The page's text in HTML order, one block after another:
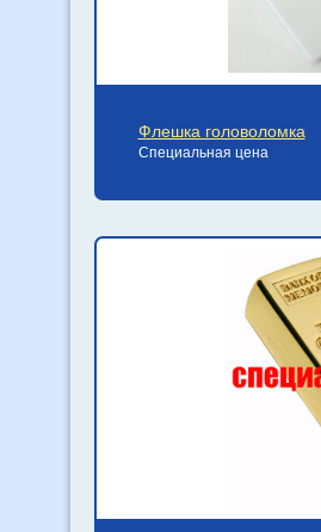
Флешка головоломка
Специальная цена